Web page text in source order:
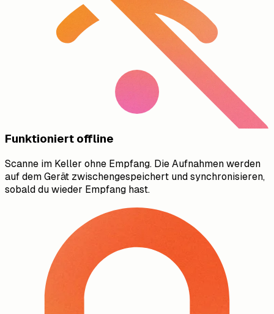
Funktioniert offline
Scanne im Keller ohne Empfang. Die Aufnahmen werden
auf dem Gerät zwischengespeichert und synchronisieren,
sobald du wieder Empfang hast.